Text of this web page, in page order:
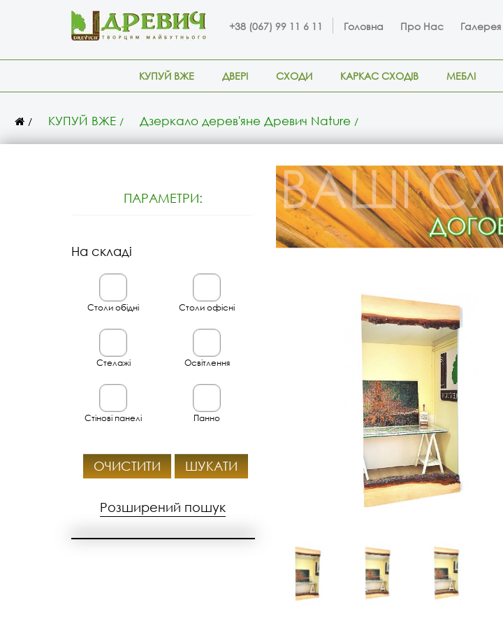
+38 (067) 99 11 6 11 Головна Про Нас Галерея
КУПУЙ ВЖЕ ДВЕРІ СХОДИ КАРКАС СХОДІВ МЕБЛІ
КУПУЙ ВЖЕ Дзеркало дерев'яне Древич Nature
ПАРАМЕТРИ:
На складі
Столи обідні Столи офісні
Стелажі Освітлення
Стінові панелі Панно
ОЧИСТИТИ ШУКАТИ
Розширений пошук